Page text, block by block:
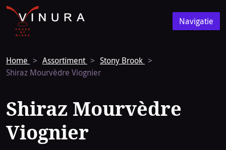
Vinura
Navigatie
Navigatie
Home Assortiment
Stony Brook
Shiraz Mourvèdre Viognier
Shiraz Mourvèdre
Viognier